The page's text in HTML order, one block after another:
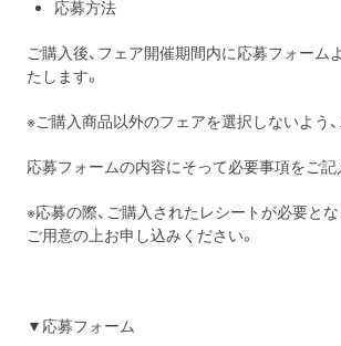
応募方法
ご購入後、フェア開催期間内に応募フォーム
たします。
※ご購入商品以外のフェアを選択しないよう、
応募フォームの内容にそって必要事項をご記
※応募の際、ご購入されたレシートが必要と
ご用意の上お申し込みください。
▼応募フォーム